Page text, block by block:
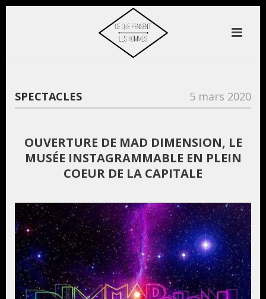
SPECTACLES 5 mars 2020
OUVERTURE DE MAD DIMENSION, LE
MUSÉE INSTAGRAMMABLE EN PLEIN
COEUR DE LA CAPITALE